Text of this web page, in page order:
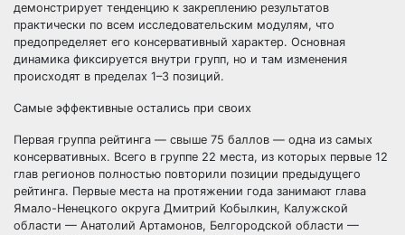
демонстрирует тенденцию к закреплению результатов
практически по всем исследовательским модулям, что
предопределяет его консервативный характер. Основная
динамика фиксируется внутри групп, но и там изменения
происходят в пределах 1–3 позиций.
Самые эффективные остались при своих
Первая группа рейтинга — свыше 75 баллов — одна из самых
консервативных. Всего в группе 22 места, из которых первые 12
глав регионов полностью повторили позиции предыдущего
рейтинга. Первые места на протяжении года занимают глава
Ямало-Ненецкого округа Дмитрий Кобылкин, Калужской
области — Анатолий Артамонов, Белгородской области —